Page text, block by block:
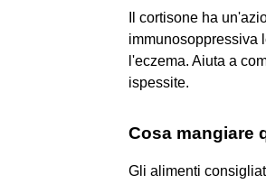
Il cortisone ha
immunosoppressiva
l'eczema. Aiuta a
ispessite.
Cosa mangiare
Gli alimenti